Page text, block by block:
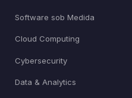
Software sob Medida
Cloud Computing
Cybersecurity
Data & Analytics